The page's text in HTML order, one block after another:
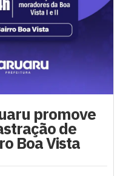
promove
de
Boa Vista